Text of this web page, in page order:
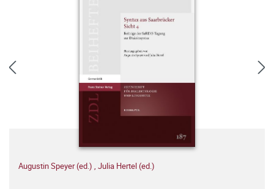
Augustin Speyer (ed.) , Julia Hertel (ed.)